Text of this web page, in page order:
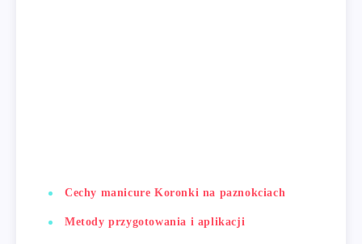
Cechy manicure Koronki na paznokciach
Metody przygotowania i aplikacji